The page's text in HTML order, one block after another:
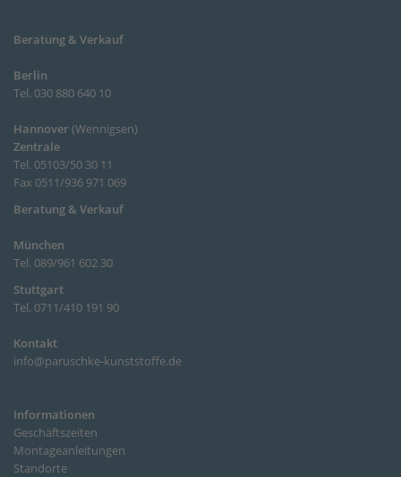
Beratung & Verkauf
Berlin
Tel. 030 880 640 10
Hannover (Wennigsen)
Zentrale
Tel. 05103/50 30 11
Fax 0511/936 971 069
Beratung & Verkauf
München
Tel. 089/961 602 30
Stuttgart
Tel. 0711/410 191 90
Kontakt
info@paruschke-kunststoffe.de
Informationen
Geschäftszeiten
Montageanleitungen
Standorte